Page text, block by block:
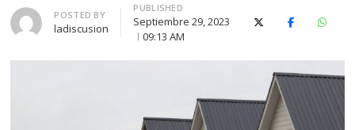
Author
POSTED BY
ladiscusion
PUBLISHED
Septiembre 29, 2023
09:13 AM
X (Twitter)Facebook